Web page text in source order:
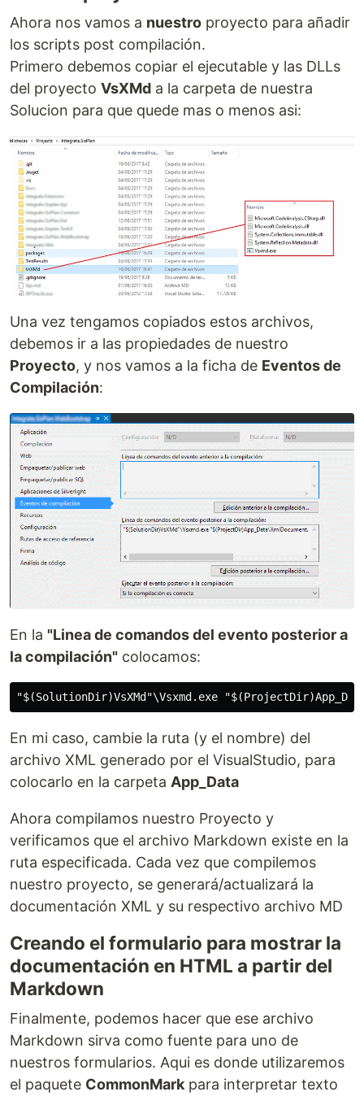
Ahora nos vamos a nuestro proyecto para añadir
los scripts post compilación.
Primero debemos copiar el ejecutable y las DLLs
del proyecto VsXMd a la carpeta de nuestra
Solucion para que quede mas o menos asi:
Una vez tengamos copiados estos archivos,
debemos ir a las propiedades de nuestro
Proyecto, y nos vamos a la ficha de Eventos de
Compilación:
En la "Linea de comandos del evento posterior a
la compilación" colocamos:
En mi caso, cambie la ruta (y el nombre) del
archivo XML generado por el VisualStudio, para
colocarlo en la carpeta App_Data
Ahora compilamos nuestro Proyecto y
verificamos que el archivo Markdown existe en la
ruta especificada. Cada vez que compilemos
nuestro proyecto, se generará/actualizará la
documentación XML y su respectivo archivo MD
Creando el formulario para mostrar la
documentación en HTML a partir del
Markdown
Finalmente, podemos hacer que ese archivo
Markdown sirva como fuente para uno de
nuestros formularios. Aqui es donde utilizaremos
el paquete CommonMark para interpretar texto